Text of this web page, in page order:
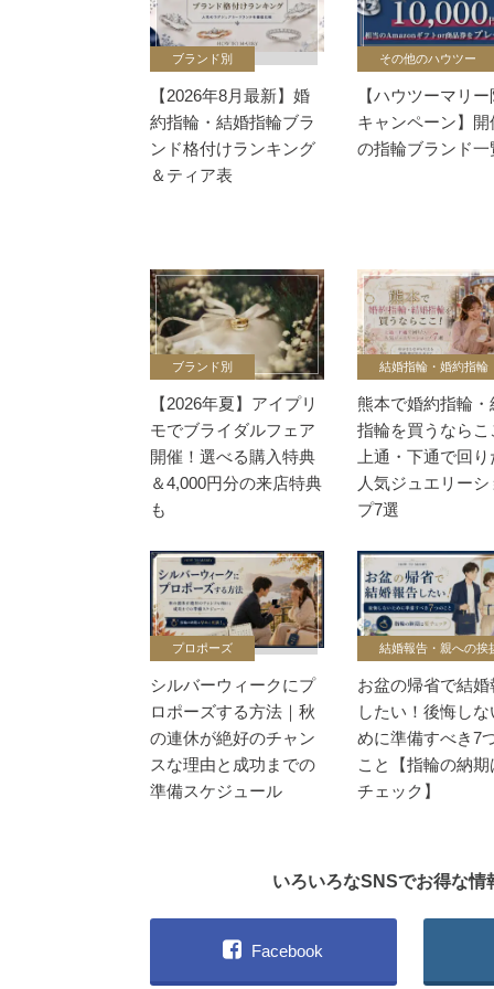
ブランド別
【2026年8月最新】婚
約指輪・結婚指輪ブラ
ンド格付けランキング
＆ティア表
その他のハウツー
【ハウツーマリ
キャンペーン】開
の指輪ブランド一
ブランド別
【2026年夏】アイプリ
モでブライダルフェア
開催！選べる購入特典
＆4,000円分の来店特典
も
結婚指輪・婚約指輪
熊本で婚約指輪・
指輪を買うならこ
上通・下通で回
人気ジュエリーシ
プ7選
プロポーズ
シルバーウィークにプ
ロポーズする方法｜秋
の連休が絶好のチャン
スな理由と成功までの
準備スケジュール
結婚報告・親への挨
お盆の帰省で結婚
したい！後悔しな
めに準備すべき7
こと【指輪の納期
チェック】
いろいろなSNSでお得な
Facebook